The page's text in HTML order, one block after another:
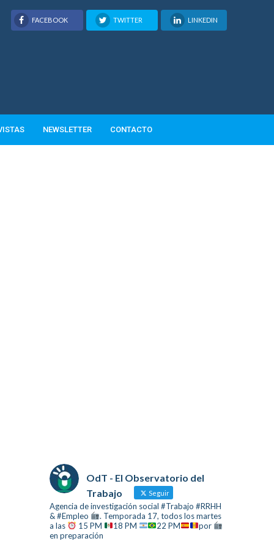
FACEBOOK TWITTER LINKEDIN
NEWSLETTER CONTACTO
OdT - El Observatorio del
Trabajo
Seguir
Agencia de investigación social #Trabajo #RRHH
& #Empleo
. Temporada 17, todos los martes
a las
15 PM 18 PM 22 PM
por
en preparación